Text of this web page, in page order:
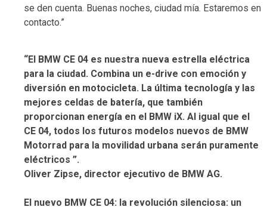
se den cuenta. Buenas noches, ciudad mía. Estaremos en
contacto.”
“El BMW CE 04 es nuestra nueva estrella eléctrica
para la ciudad. Combina un e-drive con emoción y
diversión en motocicleta. La última tecnología y las
mejores celdas de batería, que también
proporcionan energía en el BMW iX. Al igual que el
CE 04, todos los futuros modelos nuevos de BMW
Motorrad para la movilidad urbana serán puramente
eléctricos ”.
Oliver Zipse, director ejecutivo de BMW AG.
El nuevo BMW CE 04: la revolución silenciosa: un